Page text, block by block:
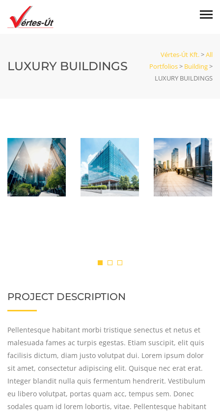
LUXURY BUILDINGS
Vértes-Út Kft.>All
Portfolios> Building>
LUXURY BUILDINGS
PROJECT DESCRIPTION
Pellentesque habitant morbi tristique senectus et netus et
malesuada fames ac turpis egestas. Etiam suscipit, elit quis
facilisis dictum, diam justo volutpat dui. Lorem ipsum dolor
sit amet, consectetur adipiscing elit. Quisque nec erat erat.
Integer blandit nulla quis fermentum hendrerit. Vestibulum
eu libero volutpat, portas quam acc, tempus sem. Donec
sodales quam id lorem lobortis, vitae. Pellentesque habitant